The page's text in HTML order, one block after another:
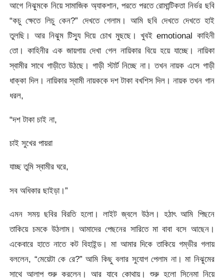
আগে নিঝুমকে নিয়ে সামাজিক অ্যাকশান, পরতে পরতে রোমান্টিকতা নির্ভর ছবি
“কচু ক্ষেতে লিচু কেন?” দেখতে গেলাম। আমি ছবি দেখতে দেখতে হাই
তুলছি। আর নিঝুম টিস্যু দিয়ে চোখ মুছছে। খুবই emotional কাহিনী
তো। কাহিনীর এক জায়গায় দেখা গেল নায়িকার বিয়ে হয়ে যাচ্ছে। নায়িকা
স্বামীর সাথে গাড়ীতে উঠছে। গাড়ী স্টার্ট নিচ্ছে না। তখন নায়ক এসে গাড়ী
ধাক্কা দিল। নায়িকার স্বামী নায়ককে দশ টাকা বখশিস দিল। নায়ক তখন গান
ধরল,
“দশ টাকা চাই না,
চাই সুখের পায়রা
যাচ্ছ তুমি স্বামীর ঘরে,
সব অধিকার ছাইড়া।”
এমন সময় ছবির বিরতি হলো। লাইট জ্বলে উঠল। হঠাৎ আমি পিছনে
তাকিয়ে চমকে উঠলাম। আমাদের পেছনের সারিতে মা বাবা বসে আছেন।
একেবারে হাতে নাতে কট বিহাইন্ড। মা আমার দিকে তাকিয়ে গম্ভীর গলায়
বললেন, “মেয়েটা কে রে?” আমি কিছু বলার সুযোগ পেলাম না। মা নিঝুমের
সাথে আলাপ শুরু করলেন। আর যাবে কোথায়। শুরু হলো সিনেমা নিয়ে